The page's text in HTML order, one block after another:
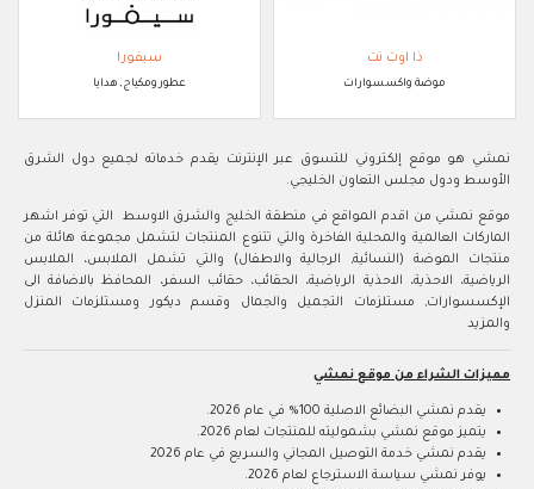
ذا اوت نت
موضة واكسسوارات
سيفورا
عطور ومكياج, هدايا
نمشي هو موقع إلكتروني للتسوق عبر الإنترنت يقدم خدماته لجميع دول الشرق
الأوسط ودول مجلس التعاون الخليجي.
موقع نمشي من اقدم المواقع في منطقة الخليج والشرق الاوسط التي توفر اشهر
الماركات العالمية والمحلية الفاخرة والتي تتنوع المنتجات لتشمل مجموعة هائلة من
منتجات الموضة (النسائية, الرجالية والاطفال) والتي تشمل الملابس، الملابس
الرياضية، الاحذية، الاحذية الرياضية، الحقائب، حقائب السفر، المحافظ بالاضافة الى
الإكسسوارات, مستلزمات التجميل والجمال وقسم ديكور ومستلزمات المنزل
والمزيد
مميزات الشراء من موقع نمشي
يقدم نمشي البضائع الاصلية 100% في عام 2026.
يتميز موقع نمشي بشموليته للمنتجات لعام 2026.
يقدم نمشي خدمة التوصيل المجاني والسريع في عام 2026
يوفر نمشي سياسة الاسترجاع لعام 2026.